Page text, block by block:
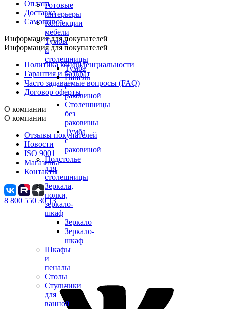
Готовые
интерьеры
Коллекции
мебели
Тумбы
и
столешницы
Тумба
Панель
с
раковиной
Столешницы
без
раковины
Тумба
с
раковиной
Подстолье
для
столешницы
Зеркала,
полки,
зеркало-
шкаф
Зеркало
Зеркало-
шкаф
Шкафы
и
пеналы
Столы
Стульчики
для
ванной
Оплата
Доставка
Самовывоз
Информация для покупателей
Информация для покупателей
Политика конфиденциальности
Гарантия и возврат
Часто задаваемые вопросы (FAQ)
Договор оферты
О компании
О компании
Отзывы покупателей
Новости
ISO 9001
Магазины
Контакты
8 800 550 30 13